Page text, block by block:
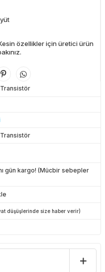
özellikler için üretici ürün
gün kargo! (Mücbir sebepler
düşüşlerinde size haber verir)